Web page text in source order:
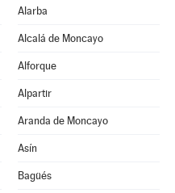
Alarba
Alcalá de Moncayo
Alforque
Alpartir
Aranda de Moncayo
Asín
Bagüés